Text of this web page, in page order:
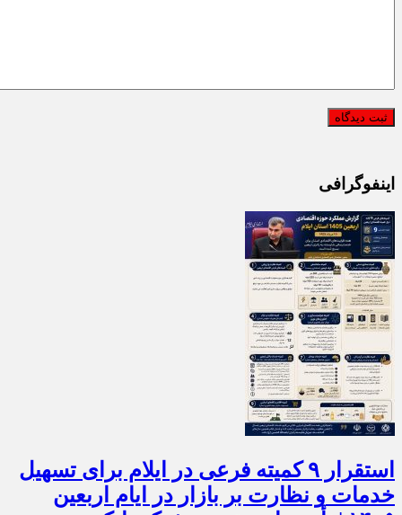
اینفوگرافی
استقرار ۹ کمیته فرعی در ایلام برای تسهیل
خدمات و نظارت بر بازار در ایام اربعین